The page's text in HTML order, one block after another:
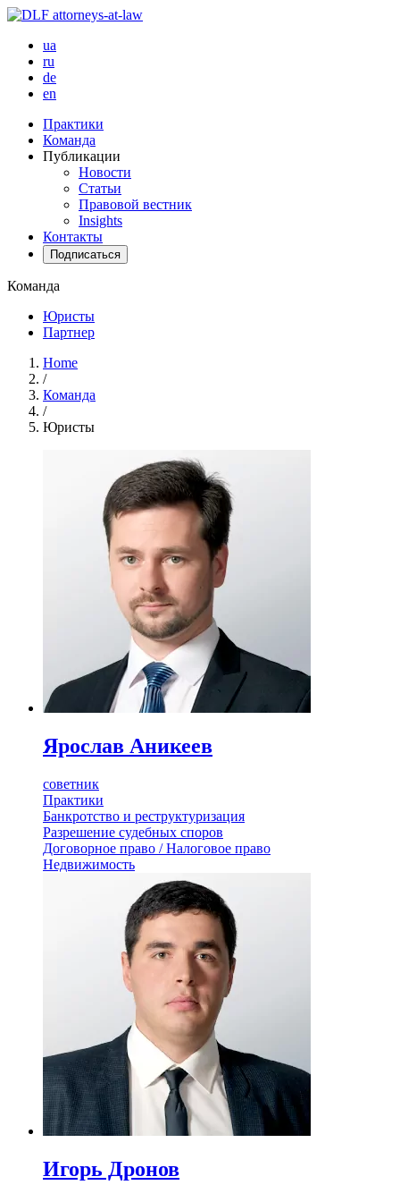
ua
ru
de
en
Практики
Команда
Публикации
Новости
Статьи
Правовой вестник
Insights
Контакты
Подписаться
Команда
Юристы
Партнер
Home
/
Команда
/
Юристы
Ярослав Аникеев
советник
Практики
Банкротство и реструктуризация
Разрешение судебных споров
Договорное право / Налоговое право
Недвижимость
Игорь Дронов